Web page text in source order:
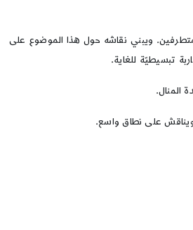
ويبني نقاشه حول هذا الموضوع على
تبسيطيّة للغاية.
المنال.
على نطاق واسع.